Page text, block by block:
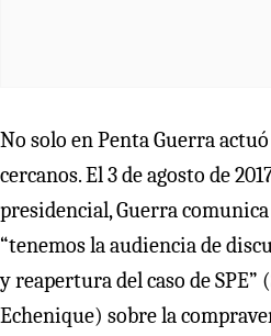
No solo en Penta Guerra
cercanos. El 3 de agosto de
presidencial, Guerra
“tenemos la audiencia de
y reapertura del caso de SPE”
Echenique) sobre la